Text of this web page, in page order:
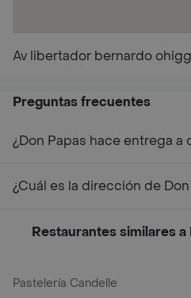
Av libertador bernardo
Preguntas frecuentes
¿Don Papas hace entrega a
¿Cuál es la dirección de
Restaurantes similares
Pastelería Candelle